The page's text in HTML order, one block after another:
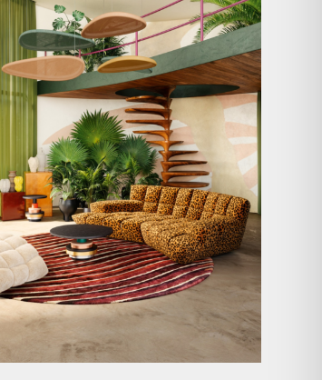
Take a walk on the wild side. 🐆
Anlässlich...
104 1